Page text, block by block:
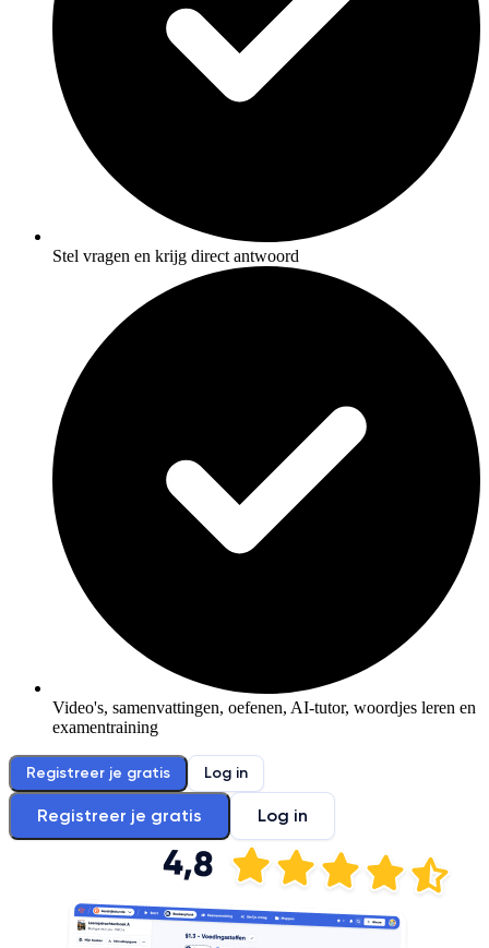
Stel vragen en krijg direct antwoord
Video's, samenvattingen, oefenen, AI-tutor, woordjes leren en
examentraining
Registreer je gratis Log in
Registreer je gratis Log in